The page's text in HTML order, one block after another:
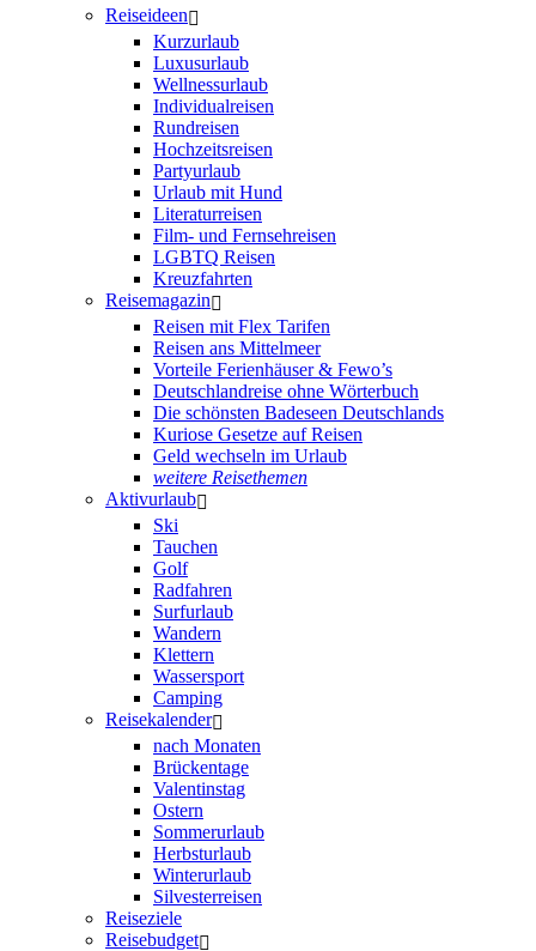
Reiseideen
Kurzurlaub
Luxusurlaub
Wellnessurlaub
Individualreisen
Rundreisen
Hochzeitsreisen
Partyurlaub
Urlaub mit Hund
Literaturreisen
Film- und Fernsehreisen
LGBTQ Reisen
Kreuzfahrten
Reisemagazin
Reisen mit Flex Tarifen
Reisen ans Mittelmeer
Vorteile Ferienhäuser & Fewo’s
Deutschlandreise ohne Wörterbuch
Die schönsten Badeseen Deutschlands
Kuriose Gesetze auf Reisen
Geld wechseln im Urlaub
weitere Reisethemen
Aktivurlaub
Ski
Tauchen
Golf
Radfahren
Surfurlaub
Wandern
Klettern
Wassersport
Camping
Reisekalender
nach Monaten
Brückentage
Valentinstag
Ostern
Sommerurlaub
Herbsturlaub
Winterurlaub
Silvesterreisen
Reiseziele
Reisebudget